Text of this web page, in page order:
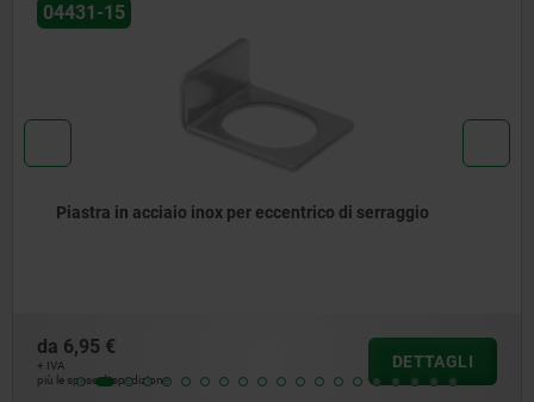
inox per eccentrico di serraggio
3,60 €
+ IVA
più le spese di